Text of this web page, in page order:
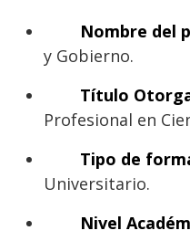
Nombre del
y Gobierno.
Título
Profesional en
Tipo de
Universitario.
Nivel